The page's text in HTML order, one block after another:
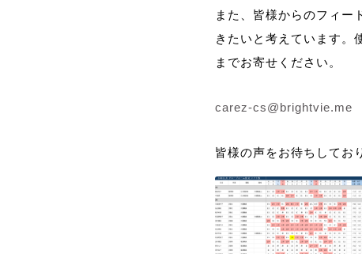
また、皆様からのフィー
きたいと考えています。
までお寄せください。
carez-cs@brightvie.me
皆様の声をお待ちしてお